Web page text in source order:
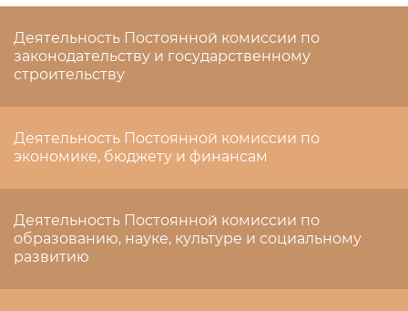
Деятельность Постоянной комиссии по
законодательству и государственному
строительству
Деятельность Постоянной комиссии по
экономике, бюджету и финансам
Деятельность Постоянной комиссии по
образованию, науке, культуре и социальному
развитию